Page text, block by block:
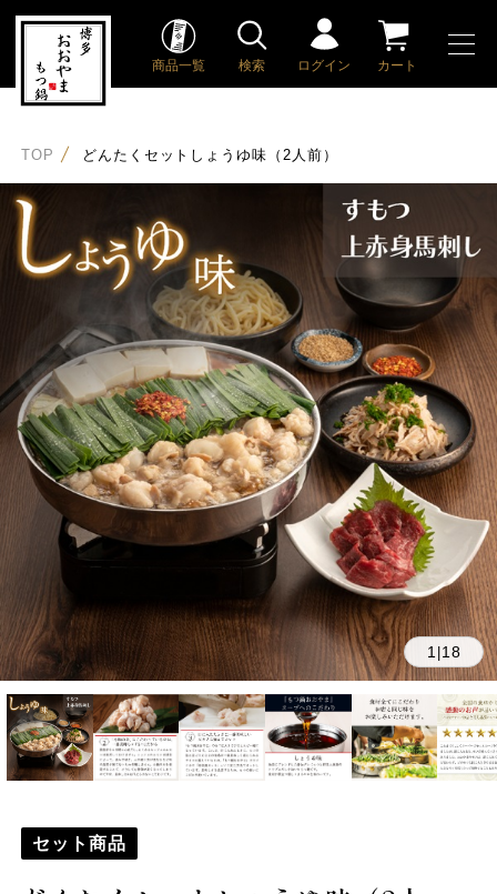
商品一覧 検索 ログイン カート
TOP どんたくセットしょうゆ味（2人前）
1 |18
セット商品